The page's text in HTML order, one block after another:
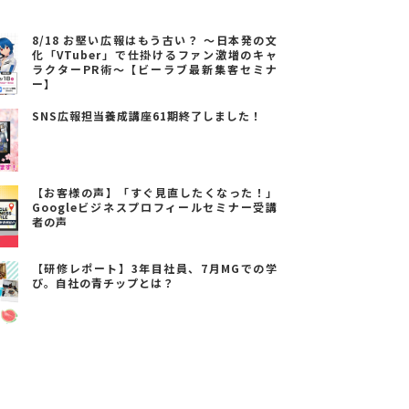
8/18 お堅い広報はもう古い？ ～日本発の文
化「VTuber」で仕掛けるファン激増のキャ
ラクターPR術～【ビーラブ最新集客セミナ
ー】
SNS広報担当養成講座61期終了しました！
【お客様の声】「すぐ見直したくなった！」
Googleビジネスプロフィールセミナー受講
者の声
【研修レポート】3年目社員、7月MGでの学
び。自社の青チップとは？